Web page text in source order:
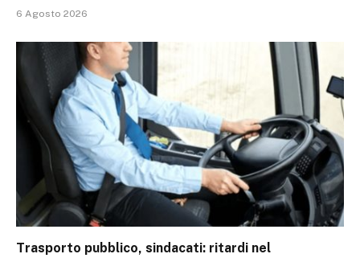
6 Agosto 2026
Trasporto pubblico, sindacati: ritardi nel